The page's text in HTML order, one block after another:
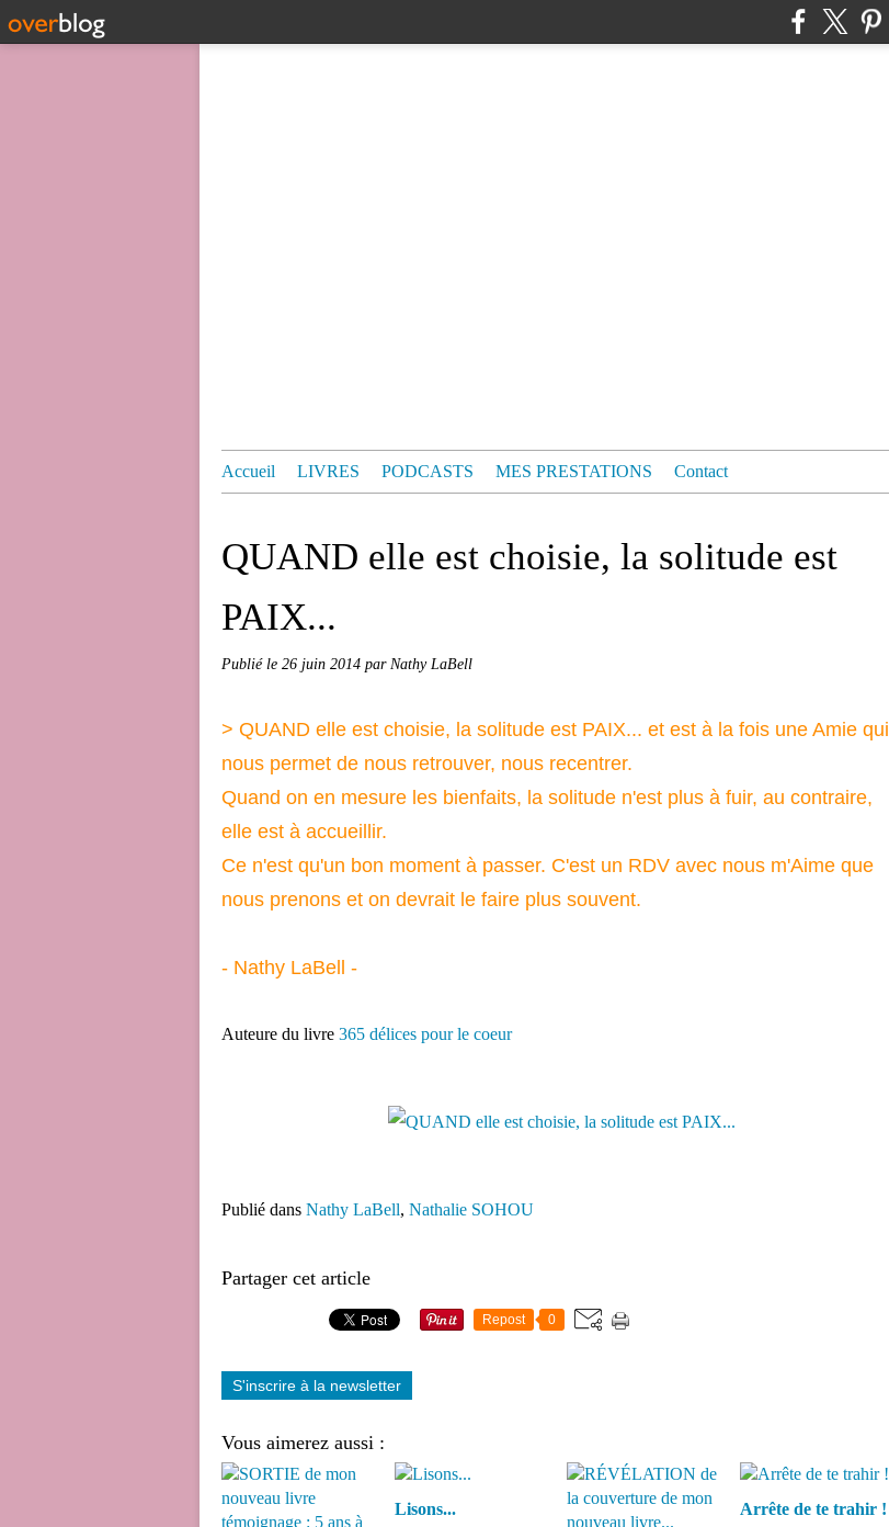
Accueil LIVRES PODCASTS MES PRESTATIONS Contact
QUAND elle est choisie, la solitude est
PAIX...
Publié le 26 juin 2014 par Nathy LaBell
> QUAND elle est choisie, la solitude est PAIX... et est à la fois une Amie qui
nous permet de nous retrouver, nous recentrer.
Quand on en mesure les bienfaits, la solitude n'est plus à fuir, au contraire,
elle est à accueillir.
Ce n'est qu'un bon moment à passer. C'est un RDV avec nous m'Aime que
nous prenons et on devrait le faire plus souvent.
- Nathy LaBell -
Auteure du livre 365 délices pour le coeur
Publié dans Nathy LaBell, Nathalie SOHOU
Partager cet article
Repost 0
S'inscrire à la newsletter
Vous aimerez aussi :
Lisons... Arrête de te trahir !